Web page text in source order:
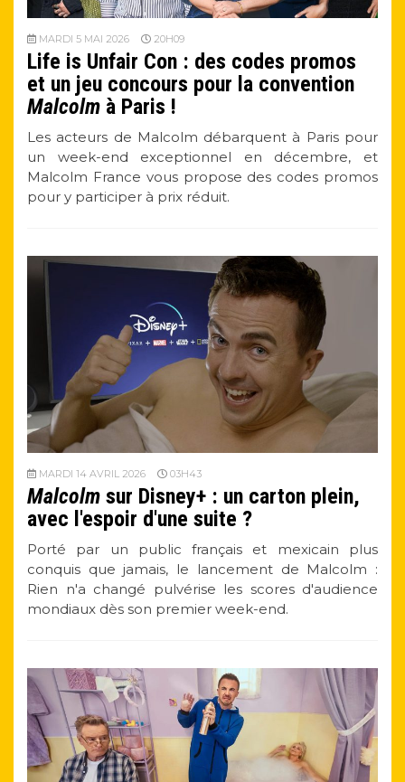
MARDI 5 MAI 2026 20H09
Life is Unfair Con : des codes promos
et un jeu concours pour la convention
Malcolm à Paris !
Les acteurs de Malcolm débarquent à Paris pour
un week-end exceptionnel en décembre, et
Malcolm France vous propose des codes promos
pour y participer à prix réduit.
MARDI 14 AVRIL 2026 03H43
Malcolm sur Disney+ : un carton plein,
avec l'espoir d'une suite ?
Porté par un public français et mexicain plus
conquis que jamais, le lancement de Malcolm :
Rien n'a changé pulvérise les scores d'audience
mondiaux dès son premier week-end.